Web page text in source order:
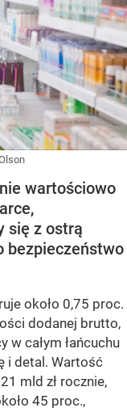
wartościowo
się z ostrą
bezpieczeństwo
około 0,75 proc.
dodanej brutto,
w całym łańcuchu
i detal. Wartość
mld zł rocznie,
45 proc.,